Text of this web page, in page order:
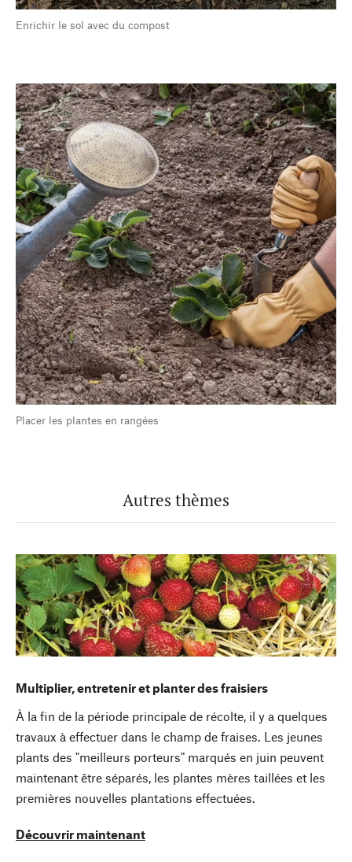
Enrichir le sol avec du compost
Placer les plantes en rangées
Autres thèmes
Multiplier, entretenir et planter des fraisiers
À la fin de la période principale de récolte, il y a quelques
travaux à effectuer dans le champ de fraises. Les jeunes
plants des "meilleurs porteurs" marqués en juin peuvent
maintenant être séparés, les plantes mères taillées et les
premières nouvelles plantations effectuées.
Découvrir maintenant